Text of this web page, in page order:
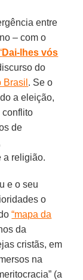
entre
– com o
Dai-lhes vós
do
. Se o
a eleição,
conflito
de
a religião.
e o seu
o
“mapa da
da
cristãs, em
na
(a